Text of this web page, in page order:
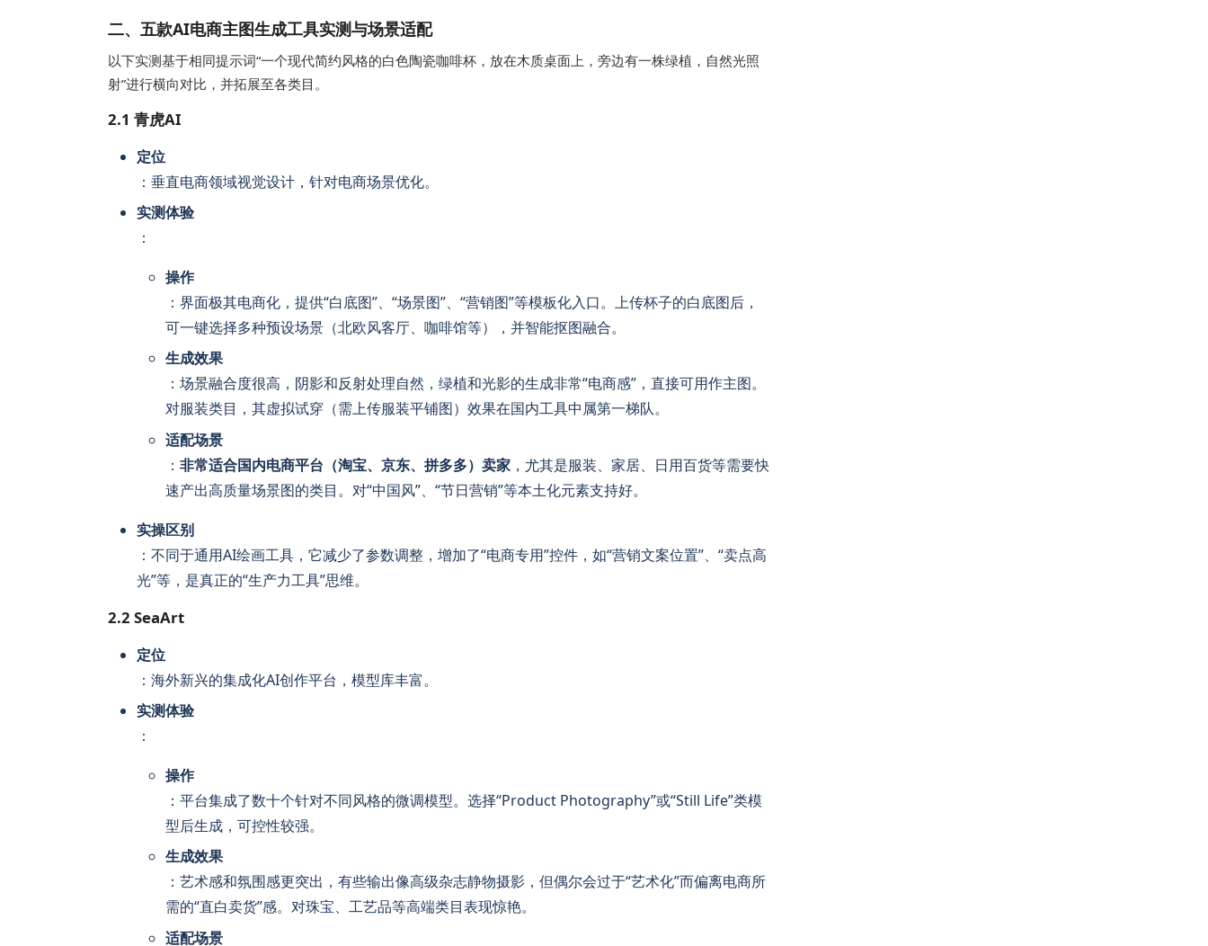
二、五款AI电商主图生成工具实测与场景适配
以下实测基于相同提示词“一个现代简约风格的白色陶瓷咖啡杯，放在木质桌面上，旁边有一株绿植，自然光照
射”进行横向对比，并拓展至各类目。
2.1 青虎AI
定位
：垂直电商领域视觉设计，针对电商场景优化。
实测体验
：
操作
：界面极其电商化，提供“白底图”、“场景图”、“营销图”等模板化入口。上传杯子的白底图后，
可一键选择多种预设场景（北欧风客厅、咖啡馆等），并智能抠图融合。
生成效果
：场景融合度很高，阴影和反射处理自然，绿植和光影的生成非常“电商感”，直接可用作主图。
对服装类目，其虚拟试穿（需上传服装平铺图）效果在国内工具中属第一梯队。
适配场景
： 非常适合国内电商平台（淘宝、京东、拼多多）卖家 ，尤其是服装、家居、日用百货等需要快
速产出高质量场景图的类目。对“中国风”、“节日营销”等本土化元素支持好。
实操区别
：不同于通用AI绘画工具，它减少了参数调整，增加了“电商专用”控件，如“营销文案位置”、“卖点高
光”等，是真正的“生产力工具”思维。
2.2 SeaArt
定位
：海外新兴的集成化AI创作平台，模型库丰富。
实测体验
：
操作
：平台集成了数十个针对不同风格的微调模型。选择“Product Photography”或“Still Life”类模
型后生成，可控性较强。
生成效果
：艺术感和氛围感更突出，有些输出像高级杂志静物摄影，但偶尔会过于“艺术化”而偏离电商所
需的“直白卖货”感。对珠宝、工艺品等高端类目表现惊艳。
适配场景